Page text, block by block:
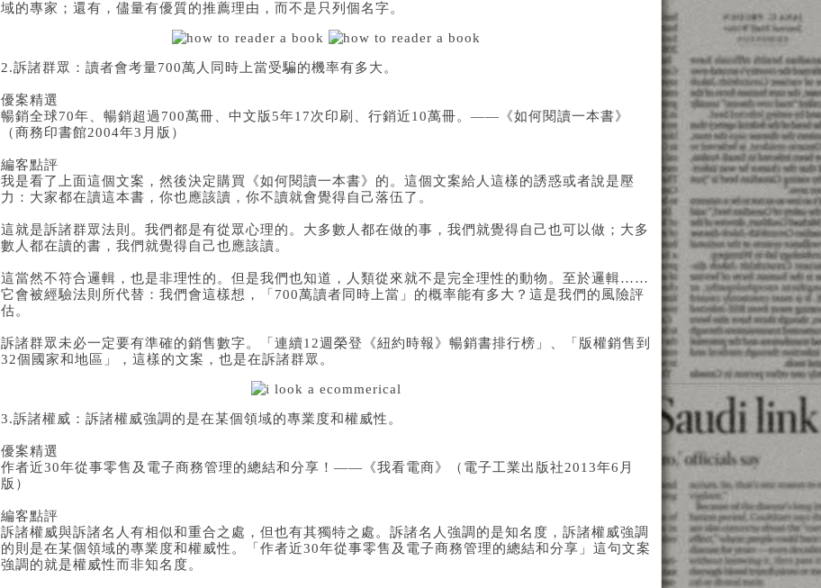
域的專家；還有，儘量有優質的推薦理由，而不是只列個名字。
2.訴諸群眾：讀者會考量700萬人同時上當受騙的機率有多大。
優案精選
暢銷全球70年、暢銷超過700萬冊、中文版5年17次印刷、行銷近10萬冊。——《如何閱讀一本書》
（商務印書館2004年3月版）
編客點評
我是看了上面這個文案，然後決定購買《如何閱讀一本書》的。這個文案給人這樣的誘惑或者說是壓
力：大家都在讀這本書，你也應該讀，你不讀就會覺得自己落伍了。
這就是訴諸群眾法則。我們都是有從眾心理的。大多數人都在做的事，我們就覺得自己也可以做；大多
數人都在讀的書，我們就覺得自己也應該讀。
這當然不符合邏輯，也是非理性的。但是我們也知道，人類從來就不是完全理性的動物。至於邏輯……
它會被經驗法則所代替：我們會這樣想，「700萬讀者同時上當」的概率能有多大？這是我們的風險評
估。
訴諸群眾未必一定要有準確的銷售數字。「連續12週榮登《紐約時報》暢銷書排行榜」、「版權銷售到
32個國家和地區」，這樣的文案，也是在訴諸群眾。
3.訴諸權威：訴諸權威強調的是在某個領域的專業度和權威性。
優案精選
作者近30年從事零售及電子商務管理的總結和分享！——《我看電商》（電子工業出版社2013年6月
版）
編客點評
訴諸權威與訴諸名人有相似和重合之處，但也有其獨特之處。訴諸名人強調的是知名度，訴諸權威強調
的則是在某個領域的專業度和權威性。「作者近30年從事零售及電子商務管理的總結和分享」這句文案
強調的就是權威性而非知名度。